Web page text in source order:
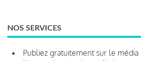
NOS SERVICES
Publiez gratuitement sur le média